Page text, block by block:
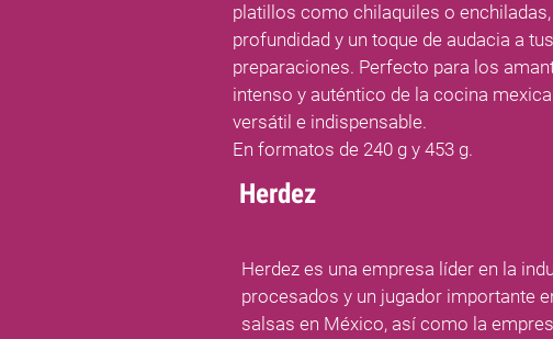
platillos como chilaquiles o
profundidad y un toque de audacia a
preparaciones. Perfecto para los
intenso y auténtico de la cocina
versátil e indispensable.
En formatos de 240 g y 453 g.
Herdez
Herdez es una empresa líder en la
procesados y un jugador importante
salsas en México, así como la